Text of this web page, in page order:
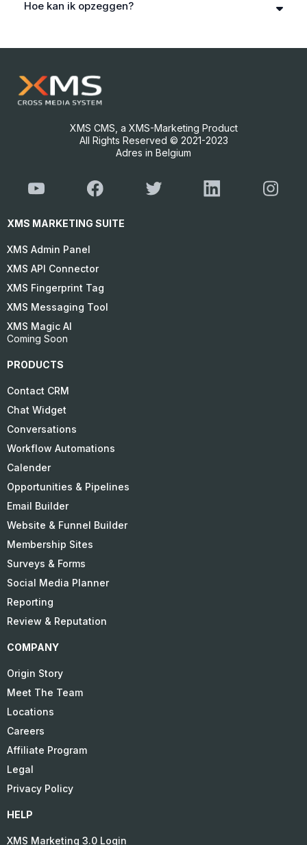
Hoe kan ik opzeggen?
XMS CMS, a XMS-Marketing Product
All Rights Reserved © 2021-2023
Adres in Belgium
XMS MARKETING SUITE
XMS Admin Panel
XMS API Connector
XMS Fingerprint Tag
XMS Messaging Tool
XMS Magic AI
Coming Soon
PRODUCTS
Contact CRM
Chat Widget
Conversations
Workflow Automations
Calender
Opportunities & Pipelines
Email Builder
Website & Funnel Builder
Membership Sites
Surveys & Forms
Social Media Planner
Reporting
Review & Reputation
COMPANY
Origin Story
Meet The Team
Locations
Careers
Affiliate Program
Legal
Privacy Policy
HELP
XMS Marketing 3.0 Login